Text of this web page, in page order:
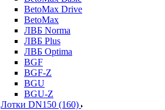
BetoMax Drive
BetoMax
ЛВБ Norma
ЛВБ Plus
ЛВБ Optima
BGF
BGF-Z
BGU
BGU-Z
Лотки DN150 (160)